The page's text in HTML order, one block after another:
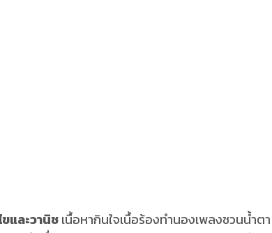
ขและวานิชเนื้อหากินใจเนื้อร้องทำนองเพลงชวนน้ำตา